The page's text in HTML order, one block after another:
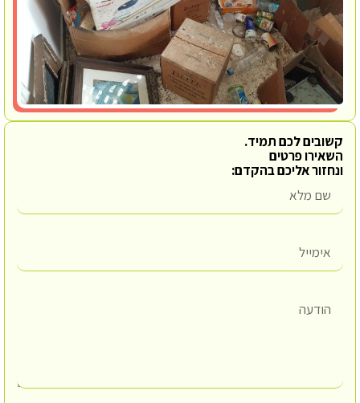
קשובים לכם תמיד.
השאירו פרטים
ונחזור אליכם בהקדם: